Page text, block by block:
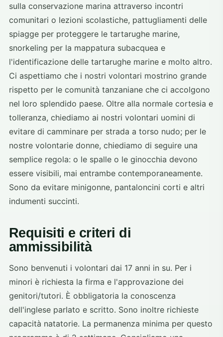
sulla conservazione marina attraverso incontri
comunitari o lezioni scolastiche, pattugliamenti delle
spiagge per proteggere le tartarughe marine,
snorkeling per la mappatura subacquea e
l'identificazione delle tartarughe marine e molto altro.
Ci aspettiamo che i nostri volontari mostrino grande
rispetto per le comunità tanzaniane che ci accolgono
nel loro splendido paese. Oltre alla normale cortesia e
tolleranza, chiediamo ai nostri volontari uomini di
evitare di camminare per strada a torso nudo; per le
nostre volontarie donne, chiediamo di seguire una
semplice regola: o le spalle o le ginocchia devono
essere visibili, mai entrambe contemporaneamente.
Sono da evitare minigonne, pantaloncini corti e altri
indumenti succinti.
Requisiti e criteri di
ammissibilità
Sono benvenuti i volontari dai 17 anni in su. Per i
minori è richiesta la firma e l'approvazione dei
genitori/tutori. È obbligatoria la conoscenza
dell'inglese parlato e scritto. Sono inoltre richieste
capacità natatorie. La permanenza minima per questo